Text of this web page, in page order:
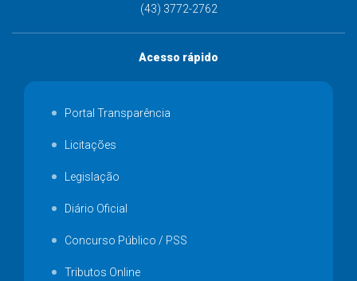
(43) 3772-2762
Acesso rápido
Portal Transparência
Licitações
Legislação
Diário Oficial
Concurso Público / PSS
Tributos Online